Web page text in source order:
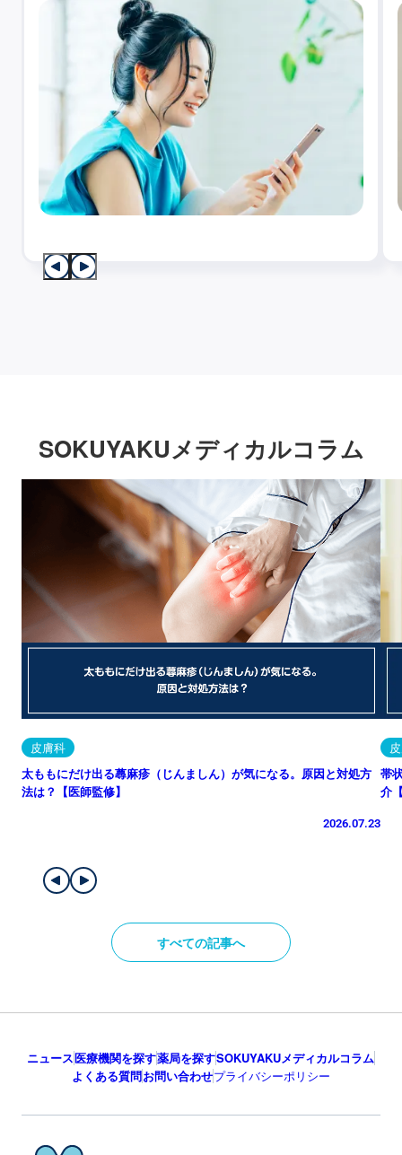
SOKUYAKUメディカルコラム
皮膚科
太ももにだけ出る蕁麻疹（じんましん）が気になる。原因と対処方
法は？【医師監修】
2026.07.23
帯
介
すべての記事へ
ニュース医療機関を探す薬局を探すSOKUYAKUメディカルコラム
よくある質問お問い合わせプライバシーポリシー